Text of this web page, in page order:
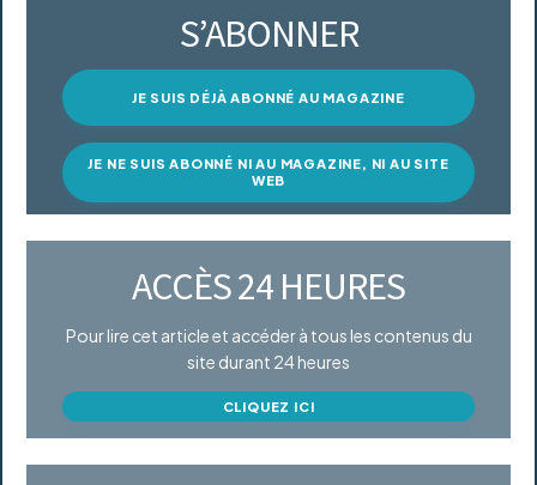
S’ABONNER
JE SUIS DÉJÀ ABONNÉ AU MAGAZINE
JE NE SUIS ABONNÉ NI AU MAGAZINE, NI AU SITE
WEB
ACCÈS 24 HEURES
Pour lire cet article et accéder à tous les contenus du
site durant 24 heures
CLIQUEZ ICI